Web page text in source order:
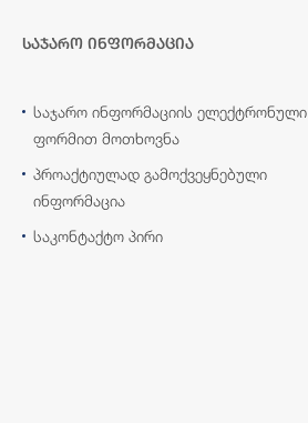
საჯარო ინფორმაცია
საჯარო ინფორმაციის ელექტრონული
ფორმით მოთხოვნა
პროაქტიულად გამოქვეყნებული
ინფორმაცია
საკონტაქტო პირი